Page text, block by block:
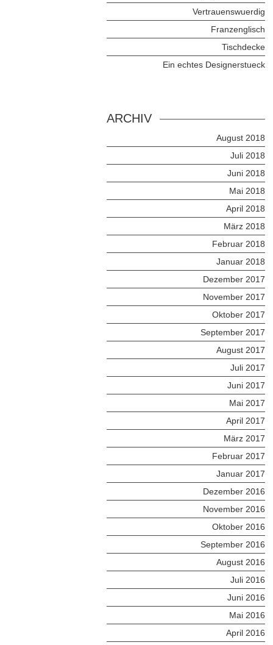
Vertrauenswuerdig
Franzenglisch
Tischdecke
Ein echtes Designerstueck
ARCHIV
August 2018
Juli 2018
Juni 2018
Mai 2018
April 2018
März 2018
Februar 2018
Januar 2018
Dezember 2017
November 2017
Oktober 2017
September 2017
August 2017
Juli 2017
Juni 2017
Mai 2017
April 2017
März 2017
Februar 2017
Januar 2017
Dezember 2016
November 2016
Oktober 2016
September 2016
August 2016
Juli 2016
Juni 2016
Mai 2016
April 2016